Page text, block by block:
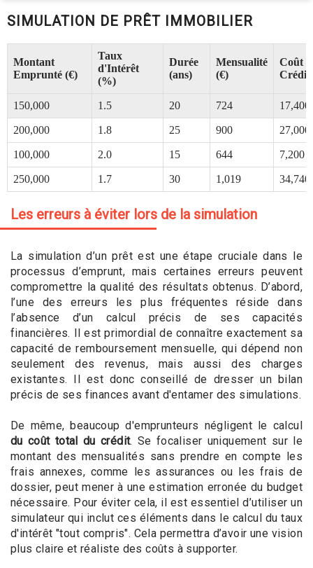
SIMULATION DE PRÊT IMMOBILIER
Montant
Emprunté (€)
Taux
d'Intérêt
(%)
Durée
(ans)
Mensualité
(€)
Coût
Crédit
150,000 1.5 20 724 17,400
200,000 1.8 25 900 27,000
100,000 2.0 15 644 7,200
250,000 1.7 30 1,019 34,740
Les erreurs à éviter lors de la simulation
La simulation d’un prêt est une étape cruciale dans le
processus d’emprunt, mais certaines erreurs peuvent
compromettre la qualité des résultats obtenus. D’abord,
l’une des erreurs les plus fréquentes réside dans
l’absence d’un calcul précis de ses capacités
financières. Il est primordial de connaître exactement sa
capacité de remboursement mensuelle, qui dépend non
seulement des revenus, mais aussi des charges
existantes. Il est donc conseillé de dresser un bilan
précis de ses finances avant d'entamer des simulations.
De même, beaucoup d'emprunteurs négligent le calcul
du coût total du crédit. Se focaliser uniquement sur le
montant des mensualités sans prendre en compte les
frais annexes, comme les assurances ou les frais de
dossier, peut mener à une estimation erronée du budget
nécessaire. Pour éviter cela, il est essentiel d’utiliser un
simulateur qui inclut ces éléments dans le calcul du taux
d'intérêt "tout compris". Cela permettra d’avoir une vision
plus claire et réaliste des coûts à supporter.